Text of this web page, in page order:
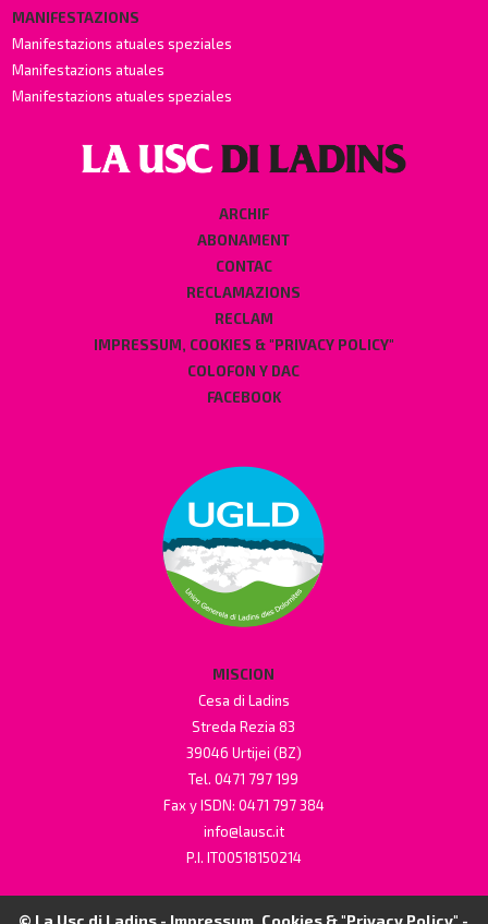
MANIFESTAZIONS
Manifestazions atuales speziales
Manifestazions atuales
Manifestazions atuales speziales
ARCHIF
ABONAMENT
CONTAC
RECLAMAZIONS
RECLAM
IMPRESSUM, COOKIES & "PRIVACY POLICY"
COLOFON Y DAC
FACEBOOK
MISCION
Cesa di Ladins
Streda Rezia 83
39046 Urtijei (BZ)
Tel. 0471 797 199
Fax y ISDN: 0471 797 384
info@lausc.it
P.I. IT00518150214